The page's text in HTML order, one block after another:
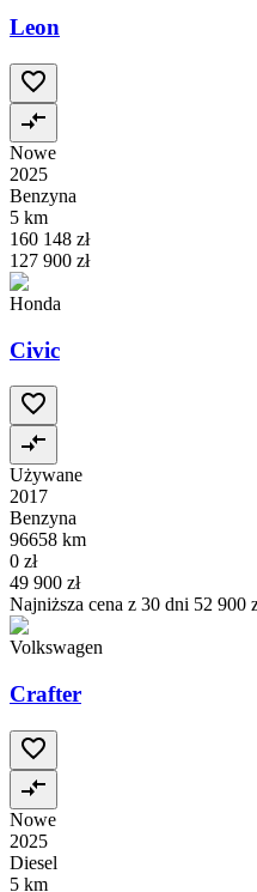
Leon
Nowe
2025
Benzyna
5 km
160 148 zł
127 900 zł
Honda
Civic
Używane
2017
Benzyna
96658 km
0 zł
49 900 zł
Najniższa cena z 30 dni 52 900
Volkswagen
Crafter
Nowe
2025
Diesel
5 km